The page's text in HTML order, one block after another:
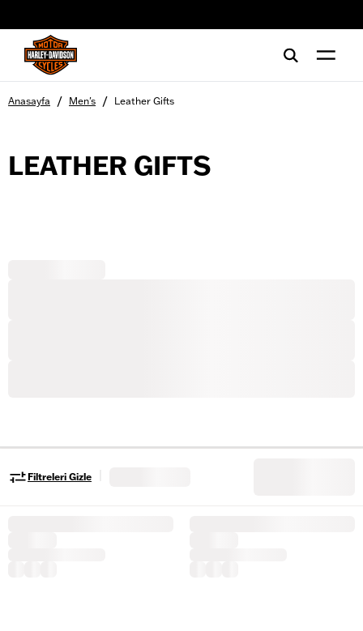
Anasayfa / Men's / Leather Gifts
LEATHER GIFTS
Filtreleri Gizle